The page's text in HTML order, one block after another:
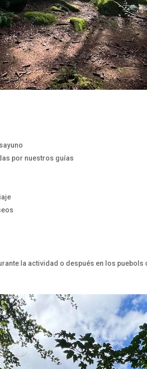
por nuestros guías
la actividad o después en los puebols